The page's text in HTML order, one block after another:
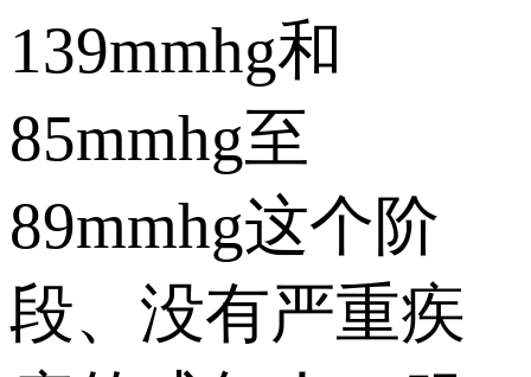
139mmhg和
85mmhg至
89mmhg这个阶
段、没有严重疾